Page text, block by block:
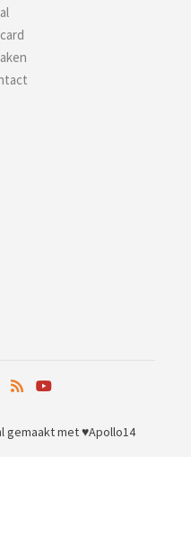
gemaakt met ♥Apollo14